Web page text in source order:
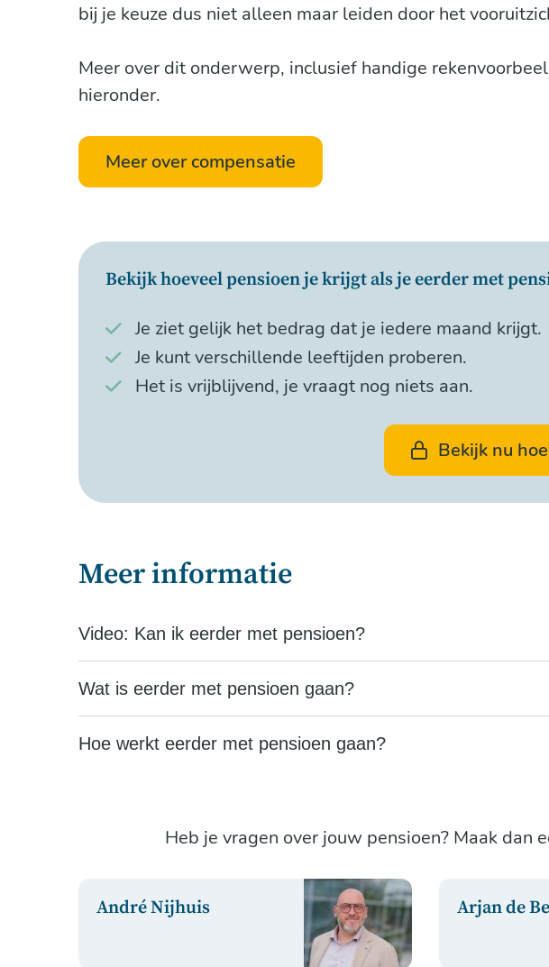
bij je keuze dus niet alleen maar leiden door het
Meer over dit onderwerp, inclusief handige
hieronder.
Meer over compensatie
Bekijk hoeveel pensioen je krijgt als je eerder met
Je ziet gelijk het bedrag dat je iedere maand krijgt.
Je kunt verschillende leeftijden proberen.
Het is vrijblijvend, je vraagt nog niets aan.
Bekijk nu
Meer informatie
Video: Kan ik eerder met pensioen?
Wat is eerder met pensioen gaan?
Hoe werkt eerder met pensioen gaan?
Heb je vragen over jouw pensioen? Maak dan
André Nijhuis Arjan de